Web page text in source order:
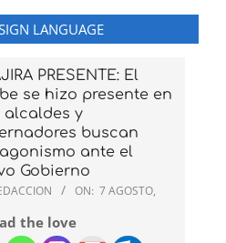
LANGUAGE
PRESENTE: El
se hizo presente en
alcaldes y
buscan
ante el
Gobierno
ON: 7 AGOSTO,
the love